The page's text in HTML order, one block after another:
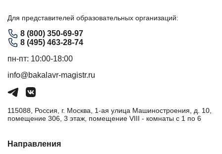
Для представителей образовательных организаций:
8 (800) 350-69-97
8 (495) 463-28-74
пн-пт: 10:00-18:00
info@bakalavr-magistr.ru
115088, Россия, г. Москва, 1-ая улица Машиностроения, д. 10,
помещение 306, 3 этаж, помещение VIII - комнаты с 1 по 6
Направления